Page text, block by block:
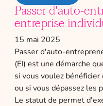
Passer d'auto-
entreprise
15 mai 2025
Passer d'auto-
(EI) est une démarche
si vous voulez
ou si vous dépassez les
Le statut de permet